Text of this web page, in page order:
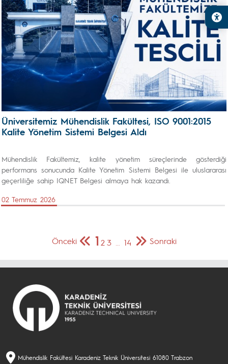
Üniversitemiz Mühendislik Fakültesi, ISO 9001:2015
Kalite Yönetim Sistemi Belgesi Aldı
Mühendislik Fakültemiz, kalite yönetim süreçlerinde gösterdiği
performans sonucunda Kalite Yönetim Sistemi Belgesi ile uluslararası
geçerliliğe sahip IQNET Belgesi almaya hak kazandı.
02 Temmuz 2026
Önceki 1 2 3 14 Sonraki
Mühendislik Fakültesi Karadeniz Teknik Üniversitesi 61080 Trabzon